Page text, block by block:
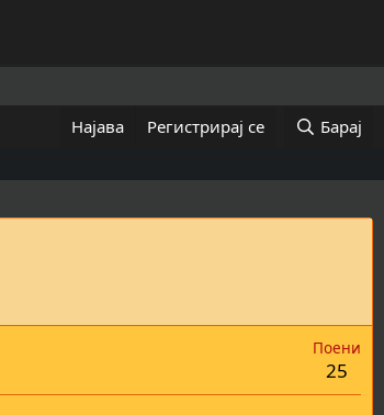
Најава Регистрирај се Барај
Поени
25